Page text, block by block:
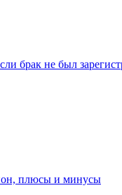
брак не был
плюсы и минусы